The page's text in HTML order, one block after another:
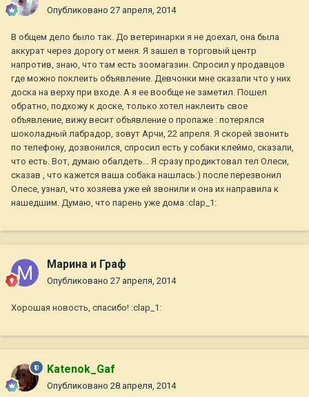
Опубликовано 27 апреля, 2014
В общем дело было так. До ветеринарки я не доехал, она была
аккурат через дорогу от меня. Я зашел в торговый центр
напротив, знаю, что там есть зоомагазин. Спросил у продавцов
где можно поклеить объявление. Девчонки мне сказали что у них
доска на верху при входе. А я ее вообще не заметил. Пошел
обратно, подхожу к доске, только хотел наклеить свое
объявление, вижу весит объявление о пропаже : потерялся
шоколадный лабрадор, зовут Арчи, 22 апреля. Я скорей звонить
по телефону, дозвонился, спросил есть у собаки клеймо, сказали,
что есть. Вот, думаю обалдеть... Я сразу продиктовал тел Олеси,
сказав , что кажется ваша собака нашлась:) после перезвонил
Олесе, узнал, что хозяева уже ей звонили и она их направила к
нашедшим. Думаю, что парень уже дома :clap_1:
Марина и Граф
Опубликовано 27 апреля, 2014
Хорошая новость, спасибо! :clap_1:
Katenok_Gaf
Опубликовано 28 апреля, 2014